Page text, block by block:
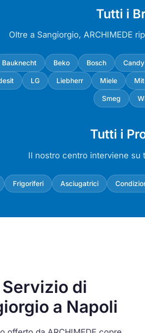
Tutti i
Oltre a Sangiorgio, ARCHIMEDE
Bauknecht Beko Bosch Candy
LG Liebherr Miele
Smeg
Tutti i
Il nostro centro interviene su
Frigoriferi Asciugatrici
di
a Napoli